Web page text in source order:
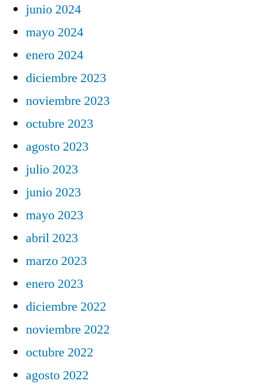
junio 2024
mayo 2024
enero 2024
diciembre 2023
noviembre 2023
octubre 2023
agosto 2023
julio 2023
junio 2023
mayo 2023
abril 2023
marzo 2023
enero 2023
diciembre 2022
noviembre 2022
octubre 2022
agosto 2022